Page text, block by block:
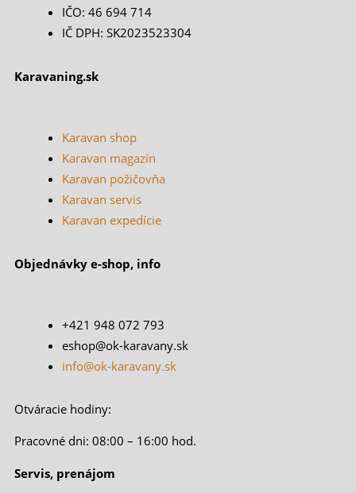
IČO: 46 694 714
IČ DPH: SK2023523304
Karavaning.sk
Karavan shop
Karavan magazín
Karavan požičovňa
Karavan servis
Karavan expedície
Objednávky e-shop, info
+421 948 072 793
eshop@ok-karavany.sk
info@ok-karavany.sk
Otváracie hodiny:
Pracovné dni: 08:00 – 16:00 hod.
Servis, prenájom